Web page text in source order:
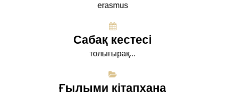
erasmus
Сабақ кестесі
толығырақ...
Ғылыми кітапхана